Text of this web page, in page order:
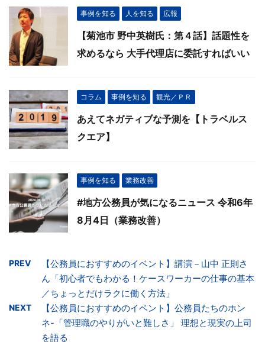
事例を知る 人を知る 広報
【菊池市 野中英樹氏：第４話】話題性を
求めるなら 大手代理店に委託すればいい
コラム 事例を知る 観光／ＰＲ
あえてネガティブな予測を【トラベルス
クエア】
事例を知る 業務改善
#地方公務員が気になるニュース 令和6年
8月4日（業務改善）
PREV
【公務員におすすめのイベント】講演－山中 正則さ
ん「初心者でもわかる！ケースワーカーの仕事の基本
／ちょっとだけラクに働く方法」
NEXT
【公務員におすすめのイベント】公務員たちのホン
ネ-「管理職のやりがいと難しさ」 理想と現実の上司
を語る